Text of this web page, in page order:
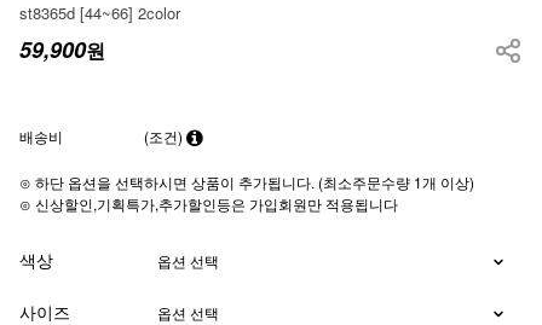
st8365d [44~66] 2color
59,900원
배송비 (조건)
⊙ 하단 옵션을 선택하시면 상품이 추가됩니다. (최소주문수량 1개 이상)
⊙ 신상할인,기획특가,추가할인등은 가입회원만 적용됩니다
색상
사이즈